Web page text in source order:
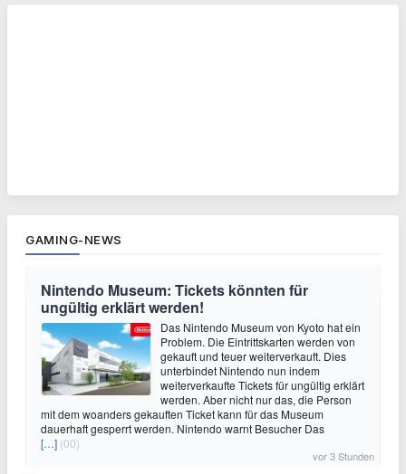
GAMING-NEWS
Nintendo Museum: Tickets könnten für
ungültig erklärt werden!
Das Nintendo Museum von Kyoto hat ein
Problem. Die Eintrittskarten werden von
gekauft und teuer weiterverkauft. Dies
unterbindet Nintendo nun indem
weiterverkaufte Tickets für ungültig erklärt
werden. Aber nicht nur das, die Person
mit dem woanders gekauften Ticket kann für das Museum
dauerhaft gesperrt werden. Nintendo warnt Besucher Das
[…] (00)
vor 3 Stunden